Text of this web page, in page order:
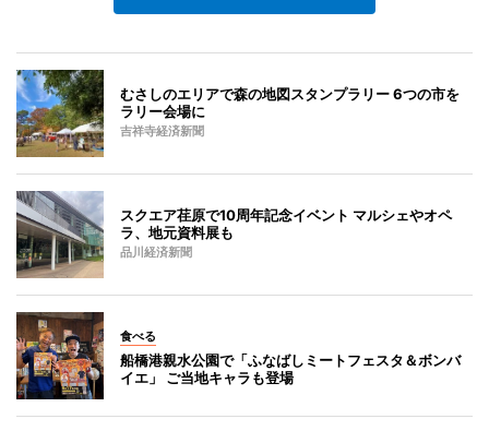
むさしのエリアで森の地図スタンプラリー 6つの市を
ラリー会場に
吉祥寺経済新聞
スクエア荏原で10周年記念イベント マルシェやオペ
ラ、地元資料展も
品川経済新聞
食べる
船橋港親水公園で「ふなばしミートフェスタ＆ボンバ
イエ」 ご当地キャラも登場